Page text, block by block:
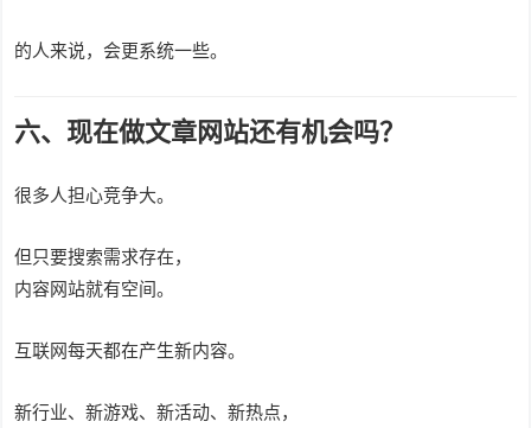
的人来说，会更系统一些。
六、现在做文章网站还有机会吗？
很多人担心竞争大。
但只要搜索需求存在，
内容网站就有空间。
互联网每天都在产生新内容。
新行业、新游戏、新活动、新热点，